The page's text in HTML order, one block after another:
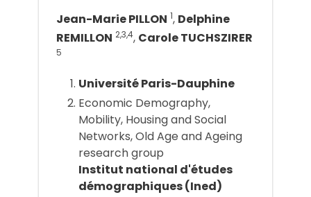
Jean-Marie PILLON 1, Delphine
REMILLON 2,3,4, Carole TUCHSZIRER
5
Université Paris-Dauphine
Economic Demography,
Mobility, Housing and Social
Networks, Old Age and Ageing
research group
Institut national d'études
démographiques (Ined)